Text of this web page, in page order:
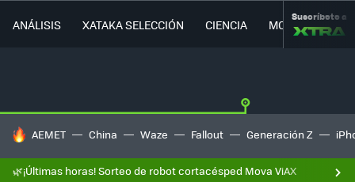
ANÁLISIS XATAKA SELECCIÓN CIENCIA MOVILIDAD
Suscríbete a
HOY SE HABLA DE
AEMET China Waze Fallout Generación Z
🌿¡Últimas horas! Sorteo de robot cortacésped Mova ViAX